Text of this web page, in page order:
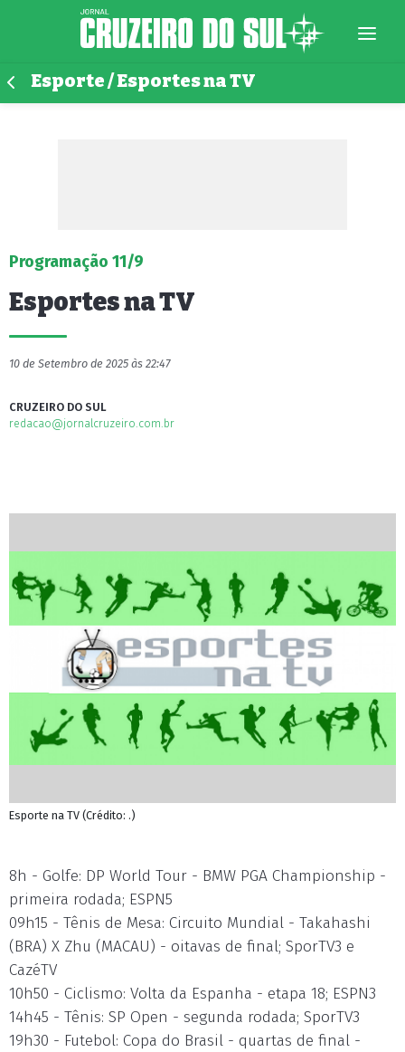
Esporte / Esportes na TV
Programação 11/9
Esportes na TV
10 de Setembro de 2025 às 22:47
CRUZEIRO DO SUL
redacao@jornalcruzeiro.com.br
Esporte na TV (Crédito: .)
8h - Golfe: DP World Tour - BMW PGA Championship -
primeira rodada; ESPN5
09h15 - Tênis de Mesa: Circuito Mundial - Takahashi
(BRA) X Zhu (MACAU) - oitavas de final; SporTV3 e
CazéTV
10h50 - Ciclismo: Volta da Espanha - etapa 18; ESPN3
14h45 - Tênis: SP Open - segunda rodada; SporTV3
19h30 - Futebol: Copa do Brasil - quartas de final -